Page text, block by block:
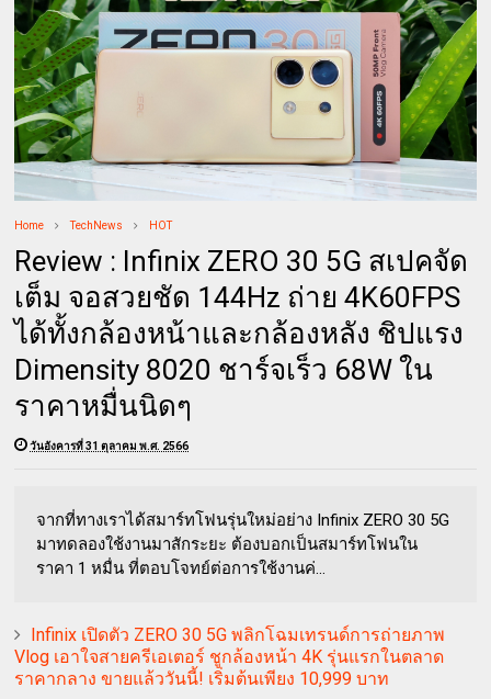
Home TechNews HOT
Review : Infinix ZERO 30 5G สเปคจัด
เต็ม จอสวยชัด 144Hz ถ่าย 4K60FPS
ได้ทั้งกล้องหน้าและกล้องหลัง ชิปแรง
Dimensity 8020 ชาร์จเร็ว 68W ใน
ราคาหมื่นนิดๆ
วันอังคารที่ 31 ตุลาคม พ.ศ. 2566
จากที่ทางเราได้สมาร์ทโฟนรุ่นใหม่อย่าง Infinix ZERO 30 5G
มาทดลองใช้งานมาสักระยะ ต้องบอกเป็นสมาร์ทโฟนใน
ราคา 1 หมื่น ที่ตอบโจทย์ต่อการใช้งานค่...
Infinix เปิดตัว ZERO 30 5G พลิกโฉมเทรนด์การถ่ายภาพ
Vlog เอาใจสายครีเอเตอร์ ชูกล้องหน้า 4K รุ่นแรกในตลาด
ราคากลาง ขายแล้ววันนี้! เริ่มต้นเพียง 10,999 บาท